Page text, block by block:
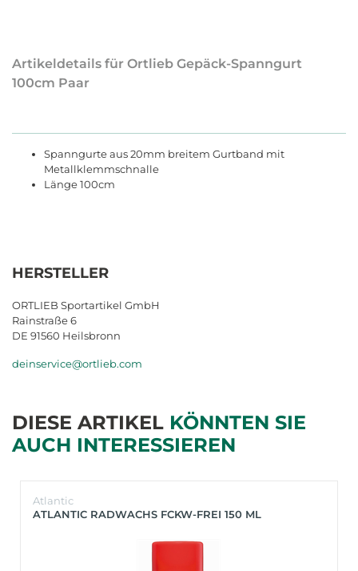
Artikeldetails für Ortlieb Gepäck-Spanngurt
100cm Paar
Spanngurte aus 20mm breitem Gurtband mit
Metallklemmschnalle
Länge 100cm
HERSTELLER
ORTLIEB Sportartikel GmbH
Rainstraße 6
DE 91560 Heilsbronn
deinservice@ortlieb.com
DIESE ARTIKEL KÖNNTEN SIE
AUCH INTERESSIEREN
Atlantic
ATLANTIC RADWACHS FCKW-FREI 150 ML